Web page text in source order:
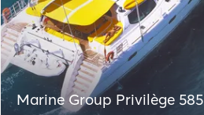
Marine Group Privilège 585